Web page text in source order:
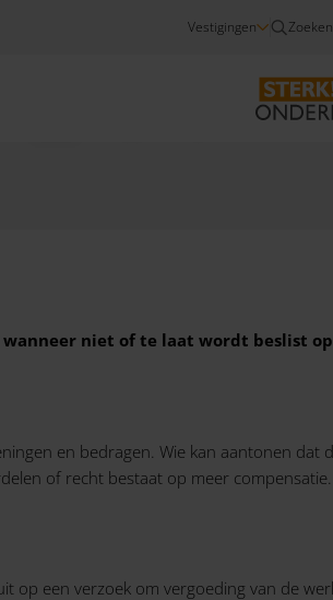
Vestigingen Zoeken
Voorlopig geen dwangsom bij te laat besluit in
wanneer niet of te laat wordt beslist op
en bedragen. Wie kan aantonen dat
of recht bestaat op meer
op een verzoek om vergoeding van de